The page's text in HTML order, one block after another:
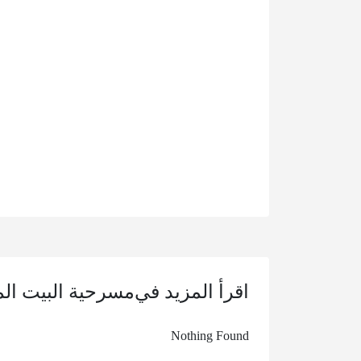
اقرأ المزيد فيمسرحية البيت
Nothing Found